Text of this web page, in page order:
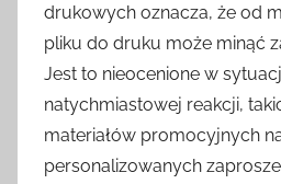
drukowych oznacza, że od
pliku do druku może minąć
Jest to nieocenione w
natychmiastowej reakcji,
materiałów promocyjnych
personalizowanych